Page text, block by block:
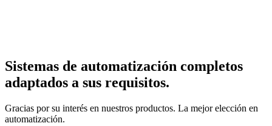
Sistemas de automatización completos
adaptados a sus requisitos.
Gracias por su interés en nuestros productos. La mejor elección en
automatización.